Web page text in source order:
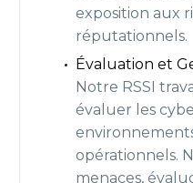
exposition aux
réputationnels.
Évaluation et
Notre RSSI
évaluer les
opérationnels.
menaces,